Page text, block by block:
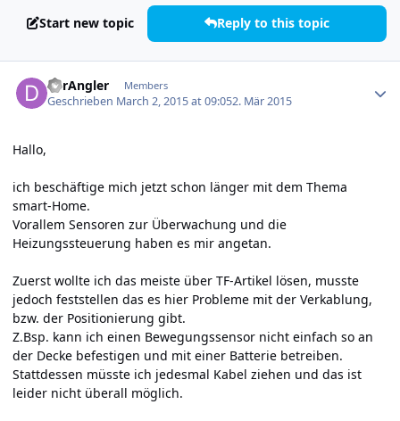
Start new topic Reply to this topic
derAngler Members
Geschrieben March 2, 2015 at 09:052. Mär 2015
Hallo,
ich beschäftige mich jetzt schon länger mit dem Thema
smart-Home.
Vorallem Sensoren zur Überwachung und die
Heizungssteuerung haben es mir angetan.
Zuerst wollte ich das meiste über TF-Artikel lösen, musste
jedoch feststellen das es hier Probleme mit der Verkablung,
bzw. der Positionierung gibt.
Z.Bsp. kann ich einen Bewegungssensor nicht einfach so an
der Decke befestigen und mit einer Batterie betreiben.
Stattdessen müsste ich jedesmal Kabel ziehen und das ist
leider nicht überall möglich.